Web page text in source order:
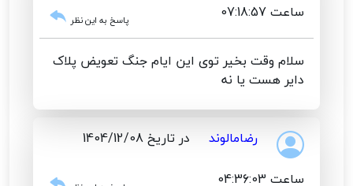
ساعت 07:18:57
پاسخ به این نظر
سلام وقت بخیر توی این ایام جنگ تعویض پلاک
دایر هست یا نه
رضامالوند
در تاریخ 1404/12/08
ساعت 04:36:03